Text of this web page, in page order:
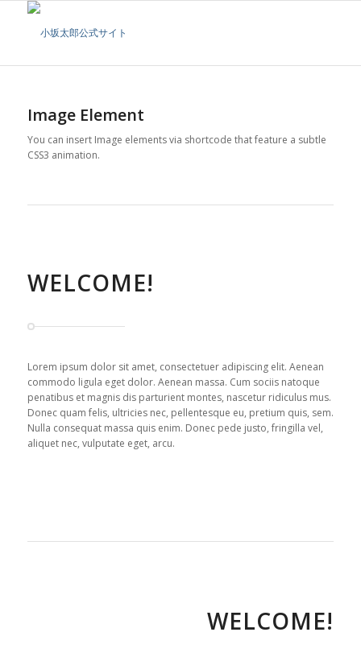
Image Element
You can insert Image elements via shortcode that feature a subtle
CSS3 animation.
WELCOME!
Lorem ipsum dolor sit amet, consectetuer adipiscing elit. Aenean
commodo ligula eget dolor. Aenean massa. Cum sociis natoque
penatibus et magnis dis parturient montes, nascetur ridiculus mus.
Donec quam felis, ultricies nec, pellentesque eu, pretium quis, sem.
Nulla consequat massa quis enim. Donec pede justo, fringilla vel,
aliquet nec, vulputate eget, arcu.
WELCOME!